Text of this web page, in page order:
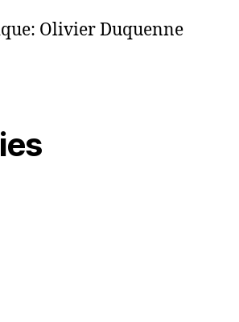
Olivier Duquenne